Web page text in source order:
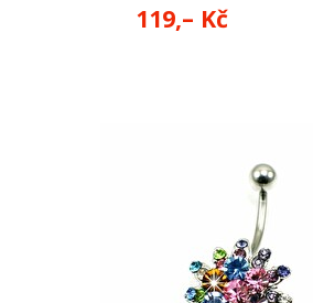
119,– Kč